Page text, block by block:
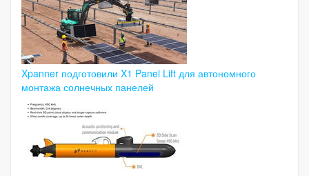
Xpanner подготовили X1 Panel Lift для автономного
монтажа солнечных панелей